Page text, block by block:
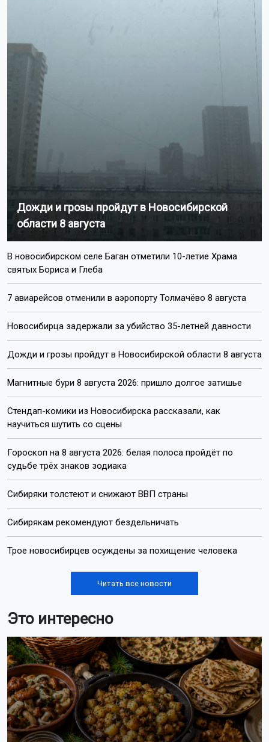
Дожди и грозы пройдут в Новосибирской
области 8 августа
В новосибирском селе Баган отметили 10-летие Храма
святых Бориса и Глеба
7 авиарейсов отменили в аэропорту Толмачёво 8 августа
Новосибирца задержали за убийство 35-летней давности
Дожди и грозы пройдут в Новосибирской области 8 августа
Магнитные бури 8 августа 2026: пришло долгое затишье
Стендап-комики из Новосибирска рассказали, как
научиться шутить со сцены
Гороскоп на 8 августа 2026: белая полоса пройдёт по
судьбе трёх знаков зодиака
Сибиряки толстеют и снижают ВВП страны
Сибирякам рекомендуют бездельничать
Трое новосибирцев осуждены за похищение человека
Читать все новости
Это интересно